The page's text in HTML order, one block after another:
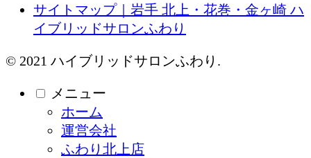
サイトマップ｜岩手 北上・花巻・金ヶ崎 ハ
イブリッドサロンふわり
© 2021 ハイブリッドサロンふわり.
メニュー
ホーム
運営会社
ふわり北上店